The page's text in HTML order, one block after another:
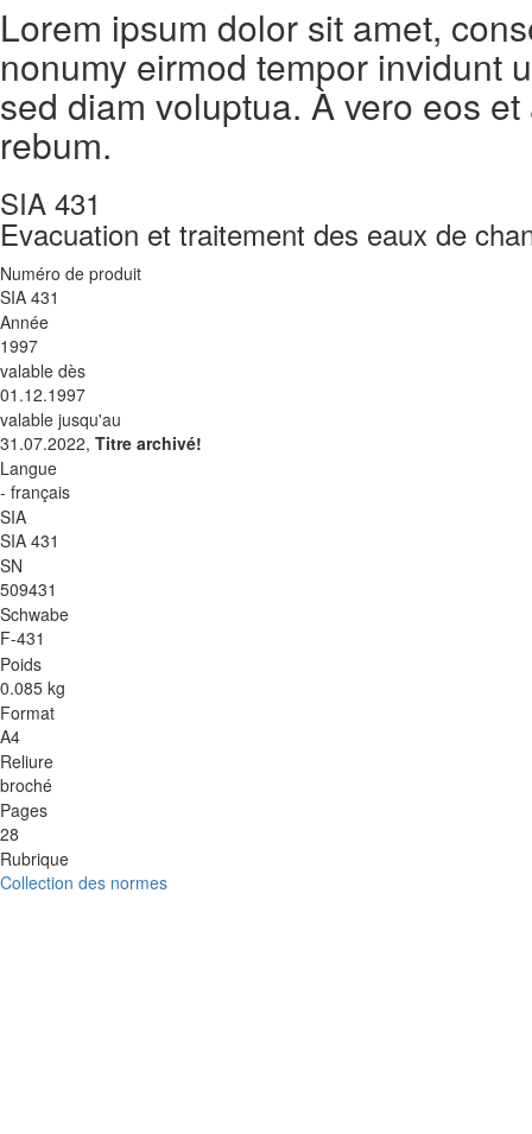
Lorem ipsum dolor sit amet,
nonumy eirmod tempor invidunt
sed diam voluptua. À vero eos
rebum.
SIA 431
Evacuation et traitement des eaux de
Numéro de produit
SIA 431
Année
1997
valable dès
01.12.1997
valable jusqu'au
31.07.2022, Titre archivé!
Langue
- français
SIA
SIA 431
SN
509431
Schwabe
F-431
Poids
0.085 kg
Format
A4
Reliure
broché
Pages
28
Rubrique
Collection des normes